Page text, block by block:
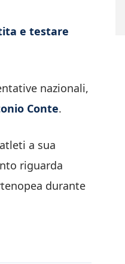
e testare
nazionali,
Conte.
a sua
riguarda
durante